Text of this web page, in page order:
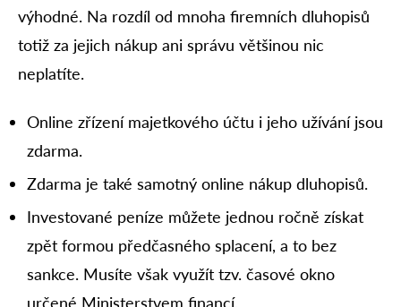
výhodné. Na rozdíl od mnoha firemních dluhopisů
totiž za jejich nákup ani správu většinou nic
neplatíte.
Online zřízení majetkového účtu i jeho užívání jsou
zdarma.
Zdarma je také samotný online nákup dluhopisů.
Investované peníze můžete jednou ročně získat
zpět formou předčasného splacení, a to bez
sankce. Musíte však využít tzv. časové okno
určené Ministerstvem financí.